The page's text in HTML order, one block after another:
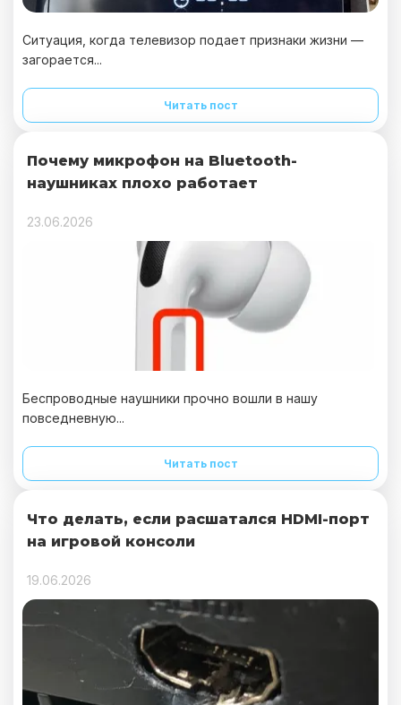
Ситуация, когда телевизор подает признаки жизни —
загорается...
Читать пост
Почему микрофон на Bluetooth-
наушниках плохо работает
23.06.2026
Беспроводные наушники прочно вошли в нашу
повседневную...
Читать пост
Что делать, если расшатался HDMI-порт
на игровой консоли
19.06.2026